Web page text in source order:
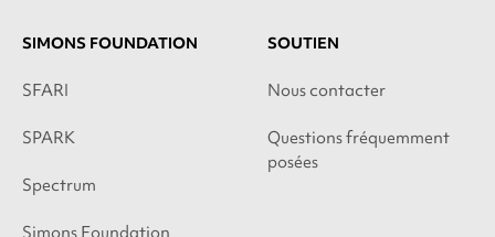
SIMONS FOUNDATION
SFARI
SPARK
Spectrum
Simons Foundation
SOUTIEN
Nous contacter
Questions fréquemment
posées